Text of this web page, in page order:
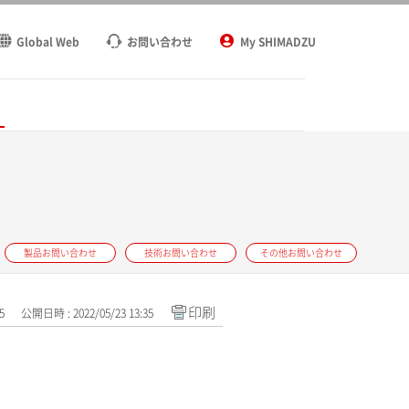
Global Web お問い合わせ My SHIMADZU
製品お問い合わせ 技術お問い合わせ その他お問い合わせ
公開日時 : 2022/05/23 13:35 印刷